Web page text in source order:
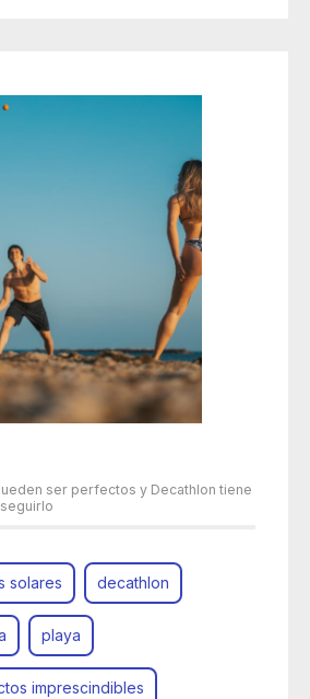
ser perfectos y Decathlon tiene
solares decathlon
playa
imprescindibles